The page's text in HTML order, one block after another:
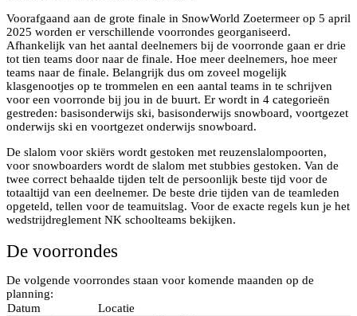
Voorafgaand aan de grote finale in SnowWorld Zoetermeer op 5 april
2025 worden er verschillende voorrondes georganiseerd.
Afhankelijk van het aantal deelnemers bij de voorronde gaan er drie
tot tien teams door naar de finale. Hoe meer deelnemers, hoe meer
teams naar de finale. Belangrijk dus om zoveel mogelijk
klasgenootjes op te trommelen en een aantal teams in te schrijven
voor een voorronde bij jou in de buurt. Er wordt in 4 categorieën
gestreden: basisonderwijs ski, basisonderwijs snowboard, voortgezet
onderwijs ski en voortgezet onderwijs snowboard.
De slalom voor skiërs wordt gestoken met reuzenslalompoorten,
voor snowboarders wordt de slalom met stubbies gestoken. Van de
twee correct behaalde tijden telt de persoonlijk beste tijd voor de
totaaltijd van een deelnemer. De beste drie tijden van de teamleden
opgeteld, tellen voor de teamuitslag. Voor de exacte regels kun je het
wedstrijdreglement NK schoolteams bekijken.
De voorrondes
De volgende voorrondes staan voor komende maanden op de
planning:
Datum
Locatie